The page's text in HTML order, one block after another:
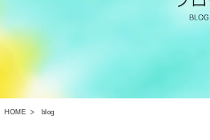
HOME blog